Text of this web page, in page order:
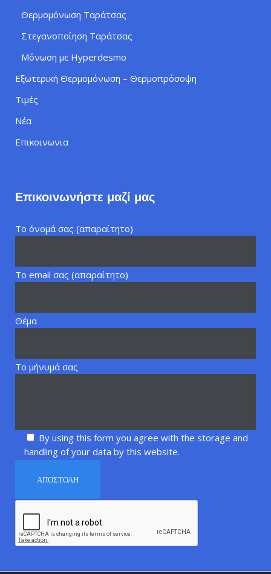
Θερμομόνωση Ταράτσας
Στεγανοποίηση Ταράτσας
Μόνωση με Hyperdesmo
Εξωτερική Θερμομόνωση – Θερμοπρόσοψη
Τιμές
Νέα
Επικοινωνια
Επικοινωνήστε μαζί μας
Το όνομά σας (απαραίτητο)
Το email σας (απαραίτητο)
Θέμα
Το μήνυμά σας
By using this form you agree with the storage and
handling of your data by this website.